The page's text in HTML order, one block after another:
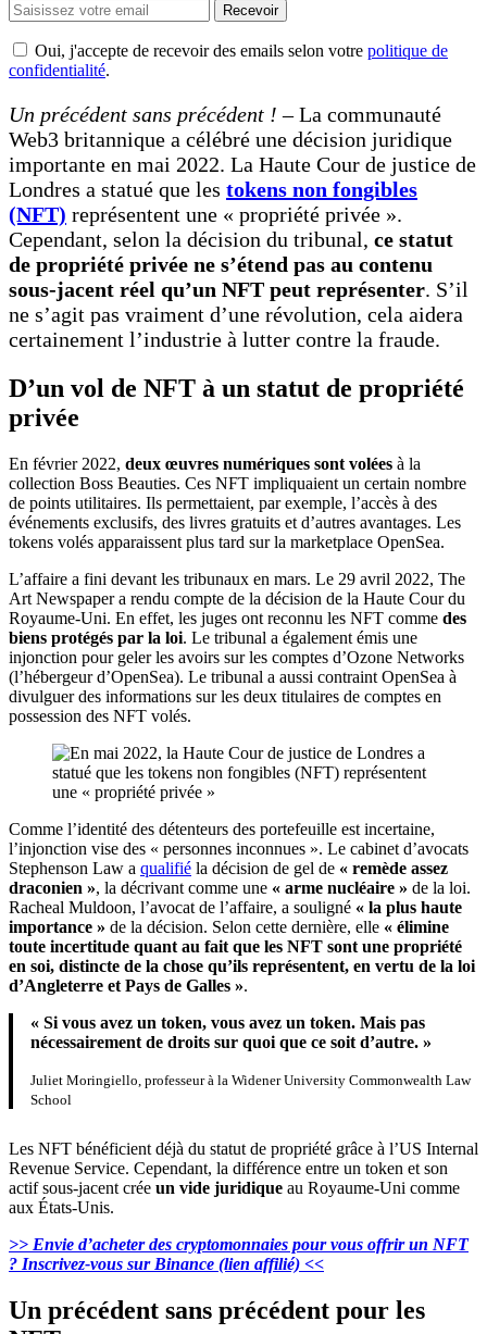
Recevoir
Oui, j'accepte de recevoir des emails selon votre politique de
confidentialité.
Un précédent sans précédent !– La communauté
Web3 britannique a célébré une décision juridique
importante en mai 2022. La Haute Cour de justice de
Londres a statué que les tokens non fongibles
(NFT) représentent une « propriété privée ».
Cependant, selon la décision du tribunal, ce statut
de propriété privée ne s’étend pas au contenu
sous-jacent réel qu’un NFT peut représenter. S’il
ne s’agit pas vraiment d’une révolution, cela aidera
certainement l’industrie à lutter contre la fraude.
D’un vol de NFT à un statut de propriété
privée
En février 2022, deux œuvres numériques sont volées à la
collection Boss Beauties. Ces NFT impliquaient un certain nombre
de points utilitaires. Ils permettaient, par exemple, l’accès à des
événements exclusifs, des livres gratuits et d’autres avantages. Les
tokens volés apparaissent plus tard sur la marketplace OpenSea.
L’affaire a fini devant les tribunaux en mars. Le 29 avril 2022, The
Art Newspaper a rendu compte de la décision de la Haute Cour du
Royaume-Uni. En effet, les juges ont reconnu les NFT comme des
biens protégés par la loi. Le tribunal a également émis une
injonction pour geler les avoirs sur les comptes d’Ozone Networks
(l’hébergeur d’OpenSea). Le tribunal a aussi contraint OpenSea à
divulguer des informations sur les deux titulaires de comptes en
possession des NFT volés.
Comme l’identité des détenteurs des portefeuille est incertaine,
l’injonction vise des « personnes inconnues ». Le cabinet d’avocats
Stephenson Law a qualifié la décision de gel de « remède assez
draconien », la décrivant comme une « arme nucléaire » de la loi.
Racheal Muldoon, l’avocat de l’affaire, a souligné « la plus haute
importance » de la décision. Selon cette dernière, elle « élimine
toute incertitude quant au fait que les NFT sont une propriété
en soi, distincte de la chose qu’ils représentent, en vertu de la loi
d’Angleterre et Pays de Galles ».
« Si vous avez un token, vous avez un token. Mais pas
nécessairement de droits sur quoi que ce soit d’autre. »
Juliet Moringiello, professeur à la Widener University Commonwealth Law
School
Les NFT bénéficient déjà du statut de propriété grâce à l’US Internal
Revenue Service. Cependant, la différence entre un token et son
actif sous-jacent crée un vide juridique au Royaume-Uni comme
aux États-Unis.
>> Envie d’acheter des cryptomonnaies pour vous offrir un NFT
? Inscrivez-vous sur Binance (lien affilié) <<
Un précédent sans précédent pour les